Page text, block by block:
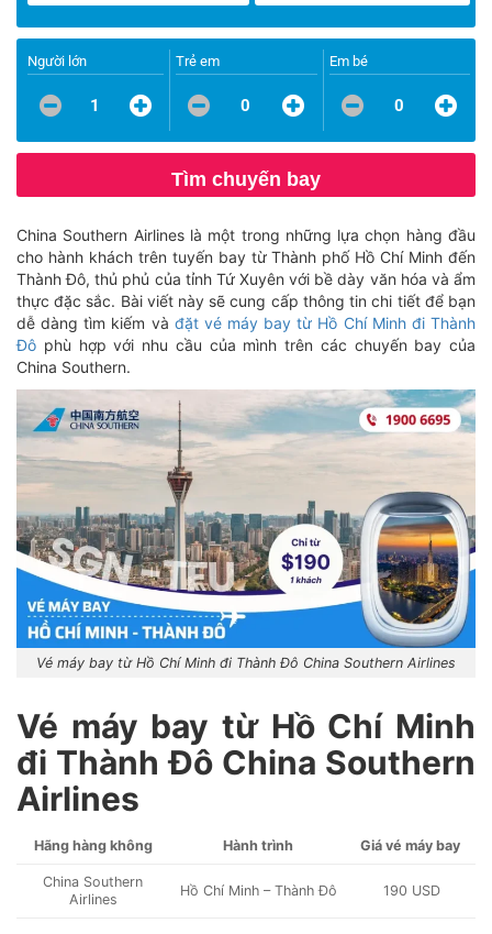
Người lớn
1
Trẻ em
0
Em bé
0
Tìm chuyến bay
China Southern Airlines là một trong những lựa chọn hàng đầu
cho hành khách trên tuyến bay từ Thành phố Hồ Chí Minh đến
Thành Đô, thủ phủ của tỉnh Tứ Xuyên với bề dày văn hóa và ẩm
thực đặc sắc. Bài viết này sẽ cung cấp thông tin chi tiết để bạn
dễ dàng tìm kiếm và đặt vé máy bay từ Hồ Chí Minh đi Thành
Đô phù hợp với nhu cầu của mình trên các chuyến bay của
China Southern.
Vé máy bay từ Hồ Chí Minh đi Thành Đô China Southern Airlines
Vé máy bay từ Hồ Chí Minh
đi Thành Đô China Southern
Airlines
Hãng hàng không Hành trình Giá vé máy bay
China Southern
Airlines
Hồ Chí Minh – Thành Đô 190 USD